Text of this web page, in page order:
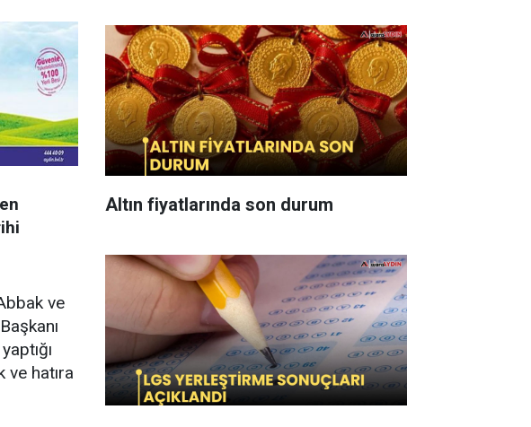
ve
ve hatıra
Altın fiyatlarında son durum